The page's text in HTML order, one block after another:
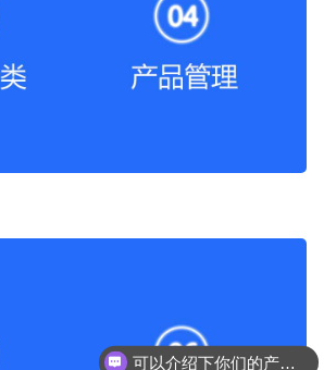
可以介绍下你们的产品么？